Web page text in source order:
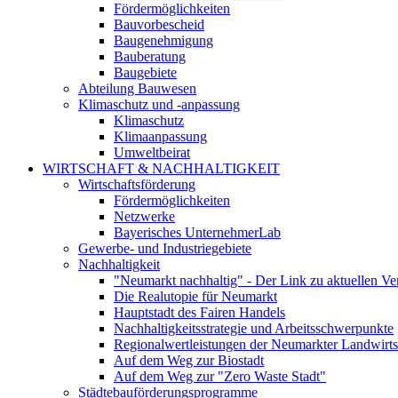
Fördermöglichkeiten
Bauvorbescheid
Baugenehmigung
Bauberatung
Baugebiete
Abteilung Bauwesen
Klimaschutz und -anpassung
Klimaschutz
Klimaanpassung
Umweltbeirat
WIRTSCHAFT & NACHHALTIGKEIT
Wirtschaftsförderung
Fördermöglichkeiten
Netzwerke
Bayerisches UnternehmerLab
Gewerbe- und Industriegebiete
Nachhaltigkeit
"Neumarkt nachhaltig" - Der Link zu aktuellen
Die Realutopie für Neumarkt
Hauptstadt des Fairen Handels
Nachhaltigkeitsstrategie und Arbeitsschwerpunkte
Regionalwertleistungen der Neumarkter
Auf dem Weg zur Biostadt
Auf dem Weg zur "Zero Waste Stadt"
Städtebauförderungsprogramme